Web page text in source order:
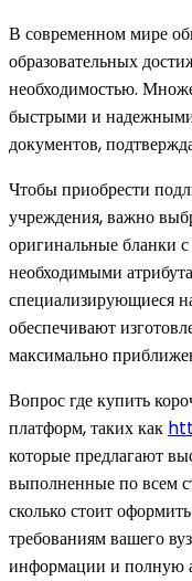
В современном мире
образовательных
необходимостью.
быстрыми и
документов,
Чтобы приобрести
учреждения, важно
оригинальные бланки
необходимыми
специализирующиеся
обеспечивают
максимально
Вопрос где купить
платформ, таких как
которые предлагают
выполненные по всем
сколько стоит
требованиям вашего
информации и полную